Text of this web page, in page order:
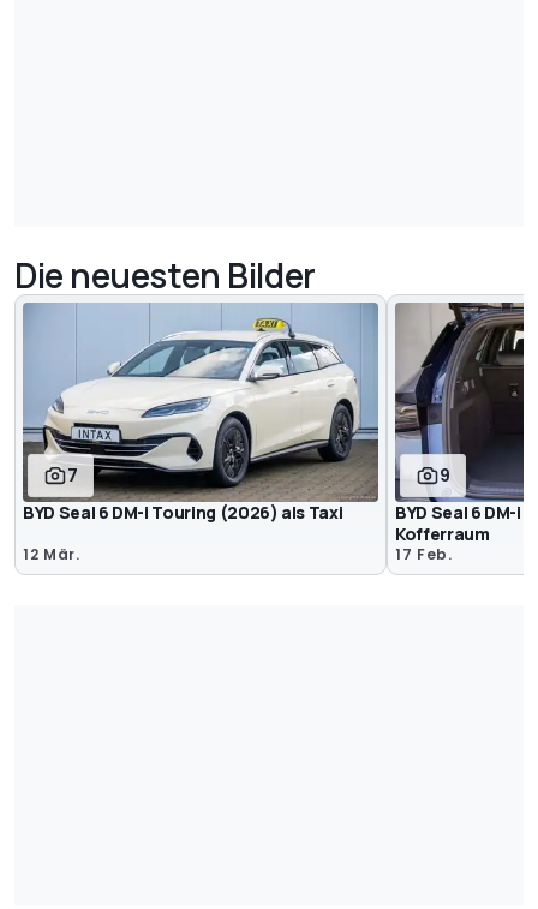
Die neuesten Bilder
7
BYD Seal 6 DM-i Touring (2026) als Taxi
12 Mär.
9
BYD Seal 6 DM-i
Kofferraum
17 Feb.